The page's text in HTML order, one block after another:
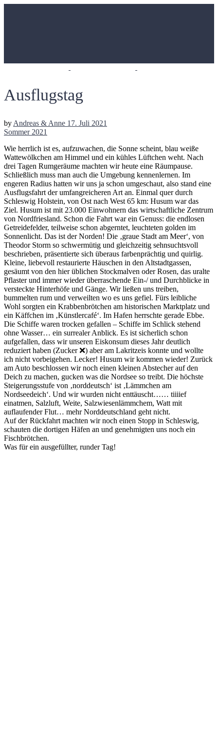
Ausflugstag
byAndreas & Anne 17. Juli 2021
Sommer 2021
Wie herrlich ist es, aufzuwachen, die Sonne scheint, blau weiße
Wattewölkchen am Himmel und ein kühles Lüftchen weht. Nach
drei Tagen Rumgeräume machten wir heute eine Räumpause.
Schließlich muss man auch die Umgebung kennenlernen. Im
engeren Radius hatten wir uns ja schon umgeschaut, also stand eine
Ausflugsfahrt der umfangreicheren Art an. Einmal quer durch
Schleswig Holstein, von Ost nach West 65 km: Husum war das
Ziel. Husum ist mit 23.000 Einwohnern das wirtschaftliche Zentrum
von Nordfriesland. Schon die Fahrt war ein Genuss: die endlosen
Getreidefelder, teilweise schon abgerntet, leuchteten golden im
Sonnenlicht. Das ist der Norden! Die ‚graue Stadt am Meer‘, von
Theodor Storm so schwermütig und gleichzeitig sehnsuchtsvoll
beschrieben, präsentierte sich überaus farbenprächtig und quirlig.
Kleine, liebevoll restaurierte Häuschen in den Altstadtgassen,
gesäumt von den hier üblichen Stockmalven oder Rosen, das uralte
Pflaster und immer wieder überraschende Ein-/ und Durchblicke in
versteckte Hinterhöfe und Gänge. Wir ließen uns treiben,
bummelten rum und verweilten wo es uns gefiel. Fürs leibliche
Wohl sorgten ein Krabbenbrötchen am historischen Marktplatz und
ein Käffchen im ‚Künstlercafé‘. Im Hafen herrschte gerade Ebbe.
Die Schiffe waren trocken gefallen – Schiffe im Schlick stehend
ohne Wasser… ein surrealer Anblick. Es ist sicherlich schon
aufgefallen, dass wir unseren Eiskonsum dieses Jahr deutlich
reduziert haben (Zucker ❌) aber am Lakritzeis konnte und wollte
ich nicht vorbeigehen. Lecker! Husum wir kommen wieder! Zurück
am Auto beschlossen wir noch einen kleinen Abstecher auf den
Deich zu machen, gucken was die Nordsee so treibt. Die höchste
Steigerungsstufe von ‚norddeutsch‘ ist ‚Lämmchen am
Nordseedeich‘. Und wir wurden nicht enttäuscht…… tiiiief
einatmen, Salzluft, Weite, Salzwiesenlämmchem, Watt mit
auflaufender Flut… mehr Norddeutschland geht nicht.
Auf der Rückfahrt machten wir noch einen Stopp in Schleswig,
schauten die dortigen Häfen an und genehmigten uns noch ein
Fischbrötchen.
Was für ein ausgefüllter, runder Tag!